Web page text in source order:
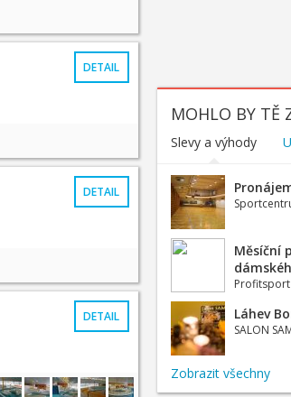
DETAIL
DETAIL
DETAIL
MOHLO BY TĚ
Slevy a výhody
Měsíční
Profitsport
Láhev
SALON
Zobrazit všechny